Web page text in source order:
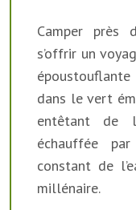
Camper près
s’offrir un
dans le vert
entêtant de
échauffée
constant de
millénaire.